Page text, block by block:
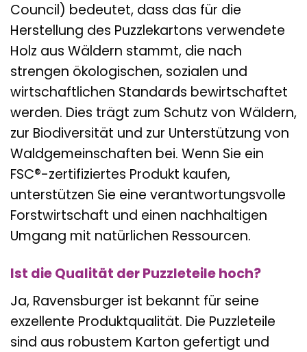
Council) bedeutet, dass das für die
Herstellung des Puzzlekartons verwendete
Holz aus Wäldern stammt, die nach
strengen ökologischen, sozialen und
wirtschaftlichen Standards bewirtschaftet
werden. Dies trägt zum Schutz von Wäldern,
zur Biodiversität und zur Unterstützung von
Waldgemeinschaften bei. Wenn Sie ein
FSC®-zertifiziertes Produkt kaufen,
unterstützen Sie eine verantwortungsvolle
Forstwirtschaft und einen nachhaltigen
Umgang mit natürlichen Ressourcen.
Ist die Qualität der Puzzleteile hoch?
Ja, Ravensburger ist bekannt für seine
exzellente Produktqualität. Die Puzzleteile
sind aus robustem Karton gefertigt und